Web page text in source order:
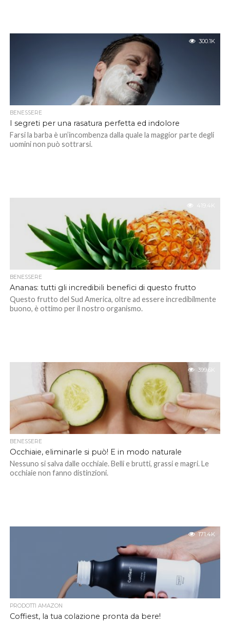
300.1K
BENESSERE
I segreti per una rasatura perfetta ed indolore
Farsi la barba è un’incombenza dalla quale la maggior parte degli
uomini non può sottrarsi.
419.4K
BENESSERE
Ananas: tutti gli incredibili benefici di questo frutto
Questo frutto del Sud America, oltre ad essere incredibilmente
buono, è ottimo per il nostro organismo.
399.6K
BENESSERE
Occhiaie, eliminarle si può! E in modo naturale
Nessuno si salva dalle occhiaie. Belli e brutti, grassi e magri. Le
occhiaie non fanno distinzioni.
171.4K
PRODOTTI AMAZON
Coffiest, la tua colazione pronta da bere!